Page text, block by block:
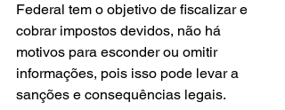
Federal tem o objetivo de fiscalizar e
cobrar impostos devidos, não há
motivos para esconder ou omitir
informações, pois isso pode levar a
sanções e consequências legais.